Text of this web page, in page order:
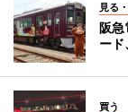
見る
阪急
ード
買う